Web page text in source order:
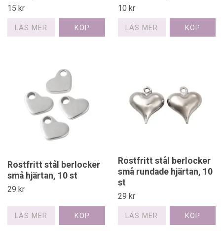
15 kr
LÄS MER
10 kr
LÄS MER
Rostfritt stål berlocker
små hjärtan, 10 st
29 kr
LÄS MER
Rostfritt stål berlocker
små rundade hjärtan, 10
st
29 kr
LÄS MER